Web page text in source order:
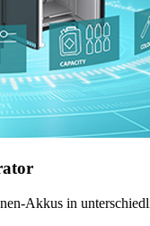
Akkus in